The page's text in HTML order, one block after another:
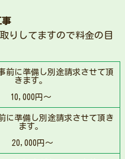
事
りしてますので料金の目
前に準備し別途請求させて頂
きます。
10,000円〜
に準備し別途請求させて頂き
ます。
20,000円〜